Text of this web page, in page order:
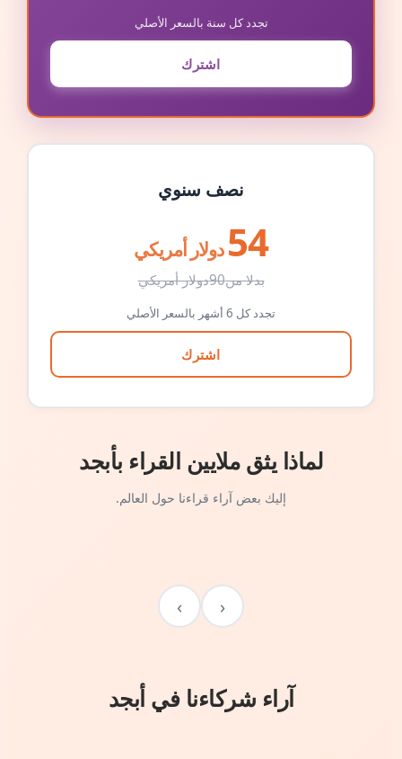
تجدد كل سنة بالسعر الأصلي
اشترك
نصف سنوي
54 دولار أمريكي
بدلا من90دولار أمريكي
تجدد كل 6 أشهر بالسعر الأصلي
اشترك
لماذا يثق ملايين القراء بأبجد
إليك بعض آراء قراءنا حول العالم.
‹
›
آراء شركاءنا في أبجد